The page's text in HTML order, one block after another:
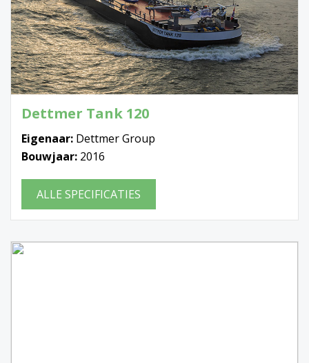
Dettmer Tank 120
Eigenaar: Dettmer Group
Bouwjaar: 2016
ALLE SPECIFICATIES